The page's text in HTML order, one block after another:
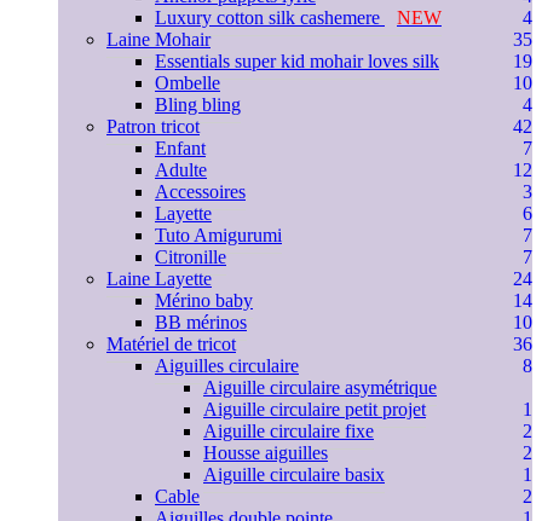
Luxury cotton silk cashemere
NEW
4
Laine Mohair
35
Essentials super kid mohair loves silk
19
Ombelle
10
Bling bling
4
Patron tricot
42
Enfant
7
Adulte
12
Accessoires
3
Layette
6
Tuto Amigurumi
7
Citronille
7
Laine Layette
24
Mérino baby
14
BB mérinos
10
Matériel de tricot
36
Aiguilles circulaire
8
Aiguille circulaire asymétrique
Aiguille circulaire petit projet
1
Aiguille circulaire fixe
2
Housse aiguilles
2
Aiguille circulaire basix
1
Cable
2